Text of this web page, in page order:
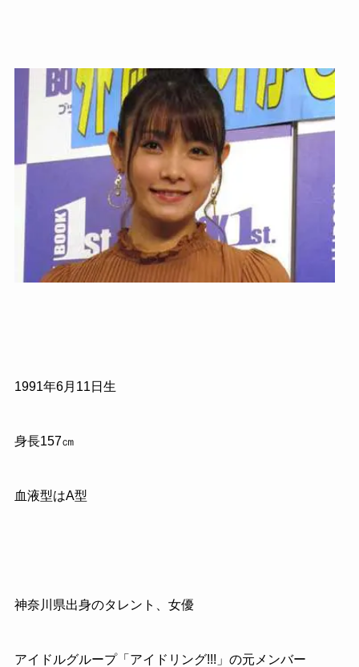
1991年6月11日生
身長157㎝
血液型はA型
神奈川県出身のタレント、女優
アイドルグループ「アイドリング!!!」の元メンバー